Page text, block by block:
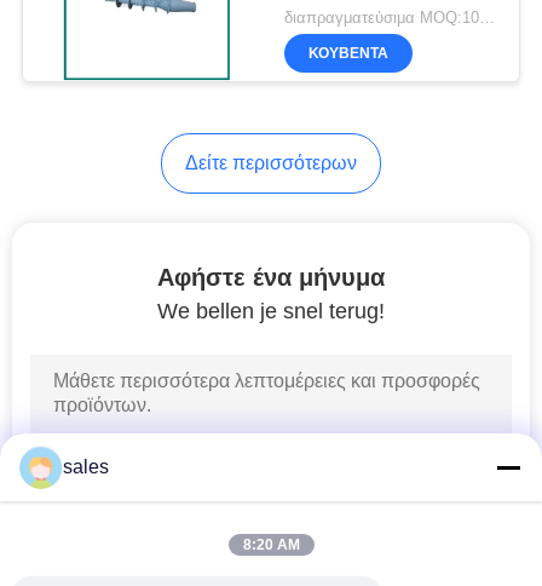
Ταινία σύνδεσης
αδιάβροχη ταινία
εξαρτήματα καλωδίων
για το τερματικό
ξεμπλοκαρίσματος
διαπραγματεύσιμα MOQ:1000PCS
ΚΟΥΒΈΝΤΑ
Δείτε περισσότερων
Αφήστε ένα μήνυμα
We bellen je snel terug!
sales
8:20 AM